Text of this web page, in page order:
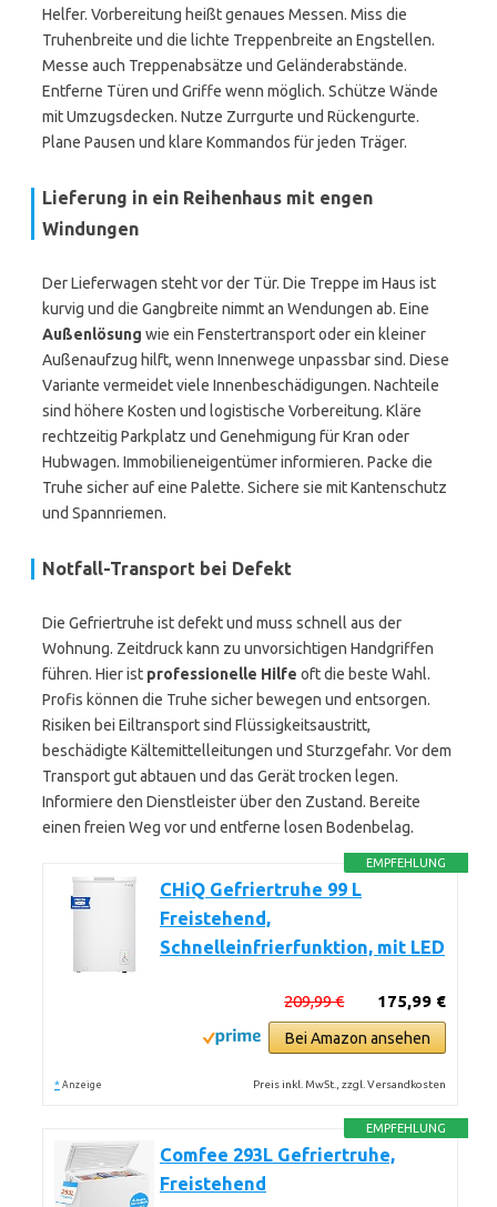
Helfer. Vorbereitung heißt genaues Messen. Miss die
Truhenbreite und die lichte Treppenbreite an Engstellen.
Messe auch Treppenabsätze und Geländerabstände.
Entferne Türen und Griffe wenn möglich. Schütze Wände
mit Umzugsdecken. Nutze Zurrgurte und Rückengurte.
Plane Pausen und klare Kommandos für jeden Träger.
Lieferung in ein Reihenhaus mit engen
Windungen
Der Lieferwagen steht vor der Tür. Die Treppe im Haus ist
kurvig und die Gangbreite nimmt an Wendungen ab. Eine
Außenlösung wie ein Fenstertransport oder ein kleiner
Außenaufzug hilft, wenn Innenwege unpassbar sind. Diese
Variante vermeidet viele Innenbeschädigungen. Nachteile
sind höhere Kosten und logistische Vorbereitung. Kläre
rechtzeitig Parkplatz und Genehmigung für Kran oder
Hubwagen. Immobilieneigentümer informieren. Packe die
Truhe sicher auf eine Palette. Sichere sie mit Kantenschutz
und Spannriemen.
Notfall-Transport bei Defekt
Die Gefriertruhe ist defekt und muss schnell aus der
Wohnung. Zeitdruck kann zu unvorsichtigen Handgriffen
führen. Hier ist professionelle Hilfe oft die beste Wahl.
Profis können die Truhe sicher bewegen und entsorgen.
Risiken bei Eiltransport sind Flüssigkeitsaustritt,
beschädigte Kältemittelleitungen und Sturzgefahr. Vor dem
Transport gut abtauen und das Gerät trocken legen.
Informiere den Dienstleister über den Zustand. Bereite
einen freien Weg vor und entferne losen Bodenbelag.
EMPFEHLUNG
CHiQ Gefriertruhe 99 L
Freistehend,
Schnelleinfrierfunktion, mit LED
175,99 €
209,99 €
Bei Amazon ansehen
* Anzeige Preis inkl. MwSt., zzgl. Versandkosten
EMPFEHLUNG
Comfee 293L Gefriertruhe,
Freistehend